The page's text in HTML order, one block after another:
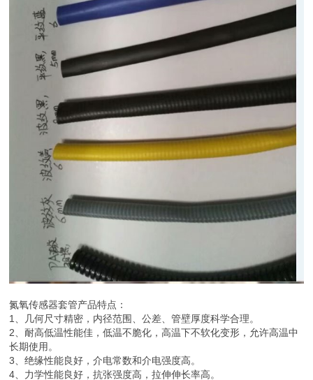
氮氧传感器套管产品特点：
1、几何尺寸精密，内径范围、公差、管壁厚度科学合理。
2、耐高低温性能佳，低温不脆化，高温下不软化变形，允许高温中
长期使用。
3、绝缘性能良好，介电常数和介电强度高。
4、力学性能良好，抗张强度高，拉伸伸长率高。